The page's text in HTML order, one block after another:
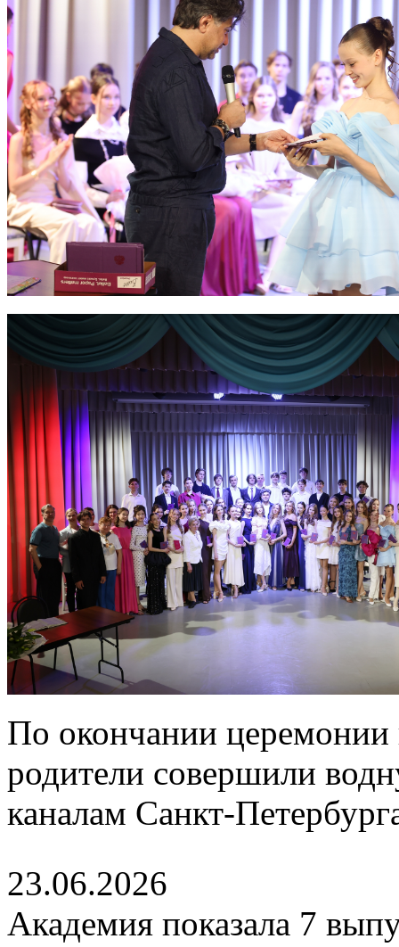
По окончании церемонии
родители совершили
каналам Санкт-
23.06.2026
Академия показала 7